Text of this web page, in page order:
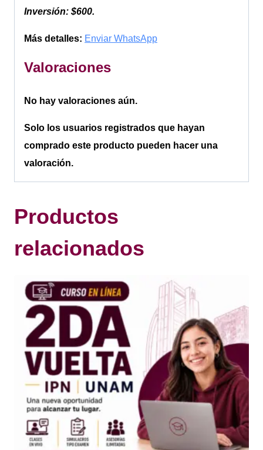
Inversión: $600.
Más detalles: Enviar WhatsApp
Valoraciones
No hay valoraciones aún.
Solo los usuarios registrados que hayan
comprado este producto pueden hacer una
valoración.
Productos
relacionados